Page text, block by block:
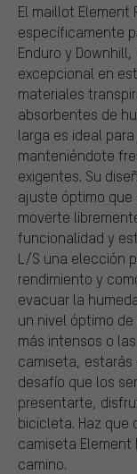
El maillot Element
específicamente
Enduro y
excepcional en
materiales
absorbentes de
larga es ideal
manteniéndote
exigentes. Su
ajuste óptimo
moverte
funcionalidad y
L/S una elección
rendimiento y
evacuar la
un nivel óptimo
más intensos o
camiseta,
desafío que los
presentarte,
bicicleta. Haz que
camiseta Element
camino.